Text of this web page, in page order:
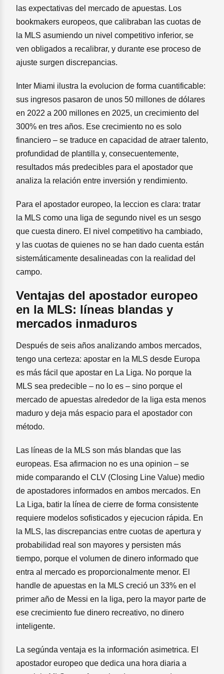
las expectativas del mercado de apuestas. Los
bookmakers europeos, que calibraban las cuotas de
la MLS asumiendo un nivel competitivo inferior, se
ven obligados a recalibrar, y durante ese proceso de
ajuste surgen discrepancias.
Inter Miami ilustra la evolucion de forma cuantificable:
sus ingresos pasaron de unos 50 millones de dólares
en 2022 a 200 millones en 2025, un crecimiento del
300% en tres años. Ese crecimiento no es solo
financiero – se traduce en capacidad de atraer talento,
profundidad de plantilla y, consecuentemente,
resultados más predecibles para el apostador que
analiza la relación entre inversión y rendimiento.
Para el apostador europeo, la leccion es clara: tratar
la MLS como una liga de segundo nivel es un sesgo
que cuesta dinero. El nivel competitivo ha cambiado,
y las cuotas de quienes no se han dado cuenta están
sistemáticamente desalineadas con la realidad del
campo.
Ventajas del apostador europeo
en la MLS: líneas blandas y
mercados inmaduros
Después de seis años analizando ambos mercados,
tengo una certeza: apostar en la MLS desde Europa
es más fácil que apostar en La Liga. No porque la
MLS sea predecible – no lo es – sino porque el
mercado de apuestas alrededor de la liga esta menos
maduro y deja más espacio para el apostador con
método.
Las líneas de la MLS son más blandas que las
europeas. Esa afirmacion no es una opinion – se
mide comparando el CLV (Closing Line Value) medio
de apostadores informados en ambos mercados. En
La Liga, batir la línea de cierre de forma consistente
requiere modelos sofisticados y ejecucion rápida. En
la MLS, las discrepancias entre cuotas de apertura y
probabilidad real son mayores y persisten más
tiempo, porque el volumen de dinero informado que
entra al mercado es proporcionalmente menor. El
handle de apuestas en la MLS creció un 33% en el
primer año de Messi en la liga, pero la mayor parte de
ese crecimiento fue dinero recreativo, no dinero
inteligente.
La segúnda ventaja es la información asimetrica. El
apostador europeo que dedica una hora diaria a